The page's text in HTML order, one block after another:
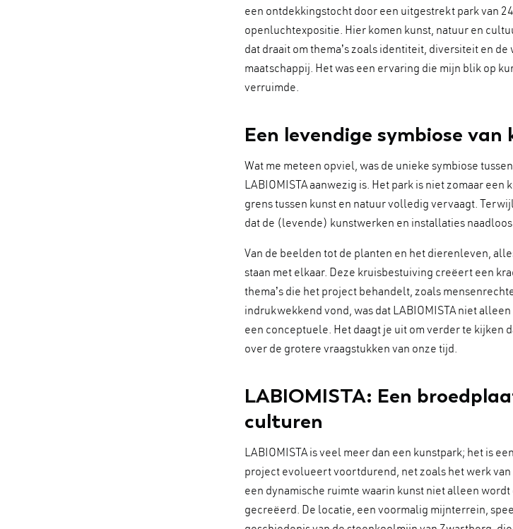
een ontdekkingstocht door een uitgestrekt park van
openluchtexpositie. Hier komen kunst, natuur en
dat draait om thema’s zoals identiteit, diversiteit en
maatschappij. Het was een ervaring die mijn blik op
verruimde.
Een levendige symbiose
Wat me meteen opviel, was de unieke symbiose
LABIOMISTA aanwezig is. Het park is niet zomaar
grens tussen kunst en natuur volledig vervaagt.
dat de (levende) kunstwerken en installaties
Van de beelden tot de planten en het dierenleven,
staan met elkaar. Deze kruisbestuiving creëert een
thema’s die het project behandelt, zoals
indrukwekkend vond, was dat LABIOMISTA niet
een conceptuele. Het daagt je uit om verder te kijken
over de grotere vraagstukken van onze tijd.
LABIOMISTA: Een
culturen
LABIOMISTA is veel meer dan een kunstpark; het is
project evolueert voortdurend, net zoals het werk
een dynamische ruimte waarin kunst niet alleen
gecreëerd. De locatie, een voormalig mijnterrein,